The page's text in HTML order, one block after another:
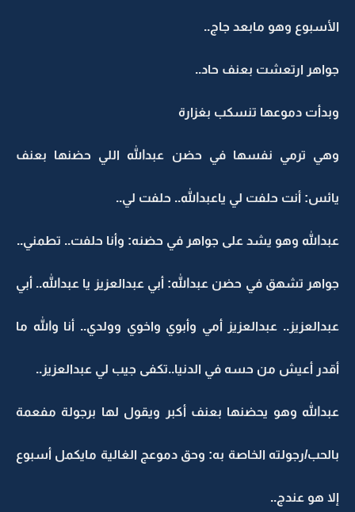
الأسبوع وهو مابعد جاج..
جواهر ارتعشت بعنف حاد..
وبدأت دموعها تنسكب بغزارة
وهي ترمي نفسها في حضن عبدالله اللي حضنها بعنف
يائس: أنت حلفت لي ياعبدالله.. حلفت لي..
عبدالله وهو يشد على جواهر في حضنه: وأنا حلفت.. تطمني..
جواهر تشهق في حضن عبدالله: أبي عبدالعزيز يا عبدالله.. أبي
عبدالعزيز.. عبدالعزيز أمي وأبوي واخوي وولدي.. أنا والله ما
أقدر أعيش من حسه في الدنيا..تكفى جيب لي عبدالعزيز..
عبدالله وهو يحضنها بعنف أكبر ويقول لها برجولة مفعمة
بالحب/رجولته الخاصة به: وحق دموعج الغالية مايكمل أسبوع
إلا هو عندج..